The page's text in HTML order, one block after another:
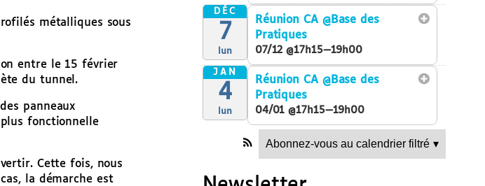
métalliques sous
entre le 15 février
du tunnel.
panneaux
fonctionnelle
Cette fois, nous
la démarche est
DÉC
7
lun
Réunion CA @Base des
Pratiques
07/12 @17h15—19h00
JAN
4
lun
Réunion CA @Base des
Pratiques
04/01 @17h15—19h00
Abonnez-vous au calendrier filtré ▾